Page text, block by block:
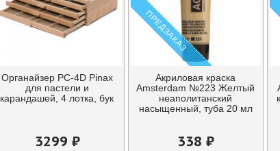
Органайзер PC-4D Pinax
для пастели и
карандашей, 4 лотка, бук
3299 ₽
ПРЕДЗАКАЗ
Акриловая краска
Amsterdam №223 Желтый
неаполитанский
насыщенный, туба 20 мл
338 ₽